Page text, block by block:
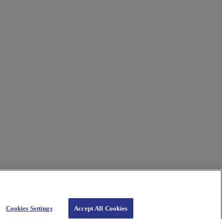
Cookies Settings Accept All Cookies